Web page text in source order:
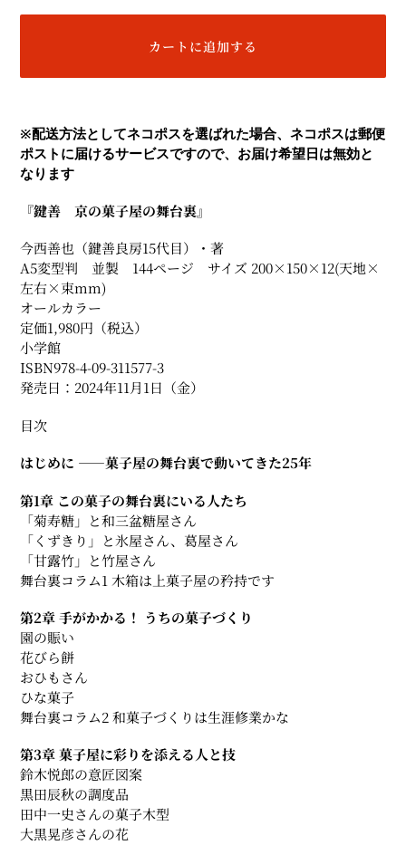
カートに追加する
ー
ト
に
商
品
追
加
す
る
※配送方法としてネコポスを選ばれた場合、ネコポスは郵便
ポストに届けるサービスですので、お届け希望日は無効と
なります
『鍵善 京の菓子屋の舞台裏』
今西善也（鍵善良房15代目）・著
A5変型判 並製 144ページ サイズ 200×150×12(天地×
左右×束mm)
オールカラー
定価1,980円（税込）
小学館
ISBN978-4-09-311577-3
発売日：2024年11月1日（金）
目次
はじめに ――菓子屋の舞台裏で動いてきた25年
第1章 この菓子の舞台裏にいる人たち
「菊寿糖」と和三盆糖屋さん
「くずきり」と氷屋さん、葛屋さん
「甘露竹」と竹屋さん
舞台裏コラム1 木箱は上菓子屋の矜持です
第2章 手がかかる！ うちの菓子づくり
園の賑い
花びら餅
おひもさん
ひな菓子
舞台裏コラム2 和菓子づくりは生涯修業かな
第3章 菓子屋に彩りを添える人と技
鈴木悦郎の意匠図案
黒田辰秋の調度品
田中一史さんの菓子木型
大黒晃彦さんの花